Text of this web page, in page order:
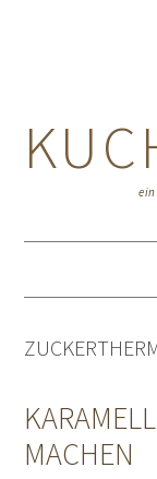
MACHEN